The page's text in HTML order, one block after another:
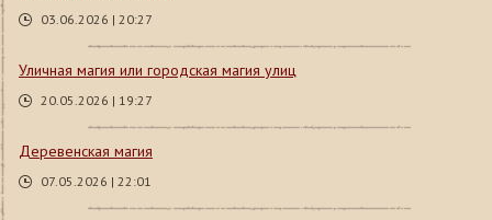
03.06.2026 | 20:27
Уличная магия или городская магия улиц
20.05.2026 | 19:27
Деревенская магия
07.05.2026 | 22:01